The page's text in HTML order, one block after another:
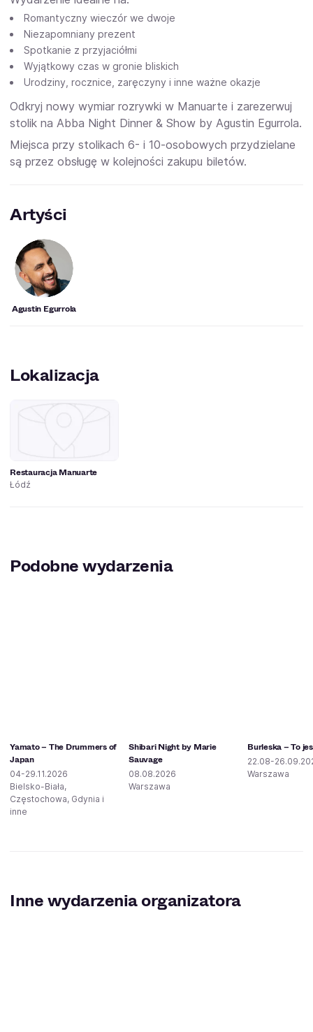
Romantyczny wieczór we dwoje
Niezapomniany prezent
Spotkanie z przyjaciółmi
Wyjątkowy czas w gronie bliskich
Urodziny, rocznice, zaręczyny i inne ważne okazje
Odkryj nowy wymiar rozrywki w Manuarte i zarezerwuj
stolik na Abba Night Dinner & Show by Agustin Egurrola.
Miejsca przy stolikach 6- i 10-osobowych przydzielane
są przez obsługę w kolejności zakupu biletów.
Artyści
Agustin Egurrola
Lokalizacja
Restauracja Manuarte
Łódź
Podobne wydarzenia
Yamato – The Drummers of
Japan
04-29.11.2026
Bielsko-Biała,
Częstochowa, Gdynia i
inne
Shibari Night by Marie
Sauvage
08.08.2026
Warszawa
Burleska – To
22.08-
Warszawa
Inne wydarzenia organizatora